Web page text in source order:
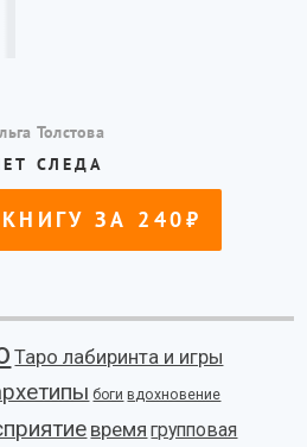
Таро лабиринта и игры
боги вдохновение
время групповая